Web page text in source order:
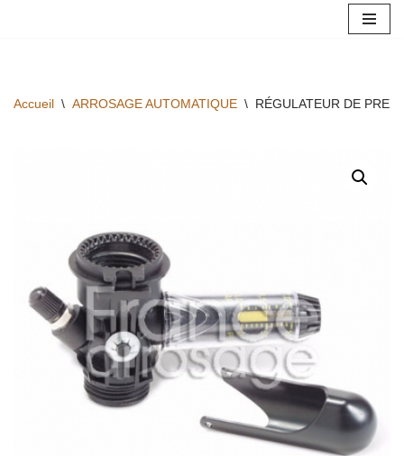
contenu
Accueil \ ARROSAGE AUTOMATIQUE \ RÉGULATEUR DE